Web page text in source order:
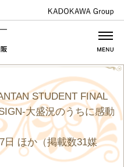
STUDENT FINAL
大盛況のうちに感動
ほか（掲載数31媒